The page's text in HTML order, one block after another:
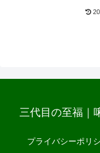
三代目の至福｜
プライバシーポリ